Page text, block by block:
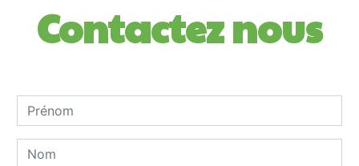
Contactez nous